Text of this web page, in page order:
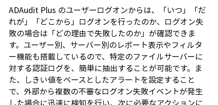
ADAudit Plus のユーザーログオンからは、「いつ」「だ
れが」「どこから」ログオンを行ったのか、ログオン失
敗の場合は「どの理由で失敗したのか」が確認できま
す。ユーザー別、サーバー別のレポート表示やフィルタ
ー機能も搭載しているので、特定のファイルサーバーに
対する認証ログを、簡単に抽出することが可能です。ま
た、しきい値をベースとしたアラートを設定すること
で、外部から複数の不審なログオン失敗イベントが発生
した場合に迅速に検知を行い、次に必要なアクションに